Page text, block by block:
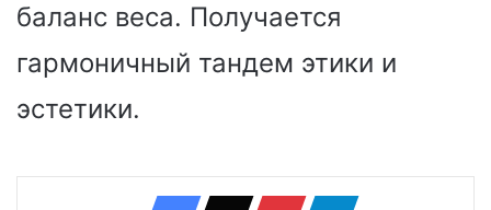
баланс веса. Получается
гармоничный тандем этики и
эстетики.